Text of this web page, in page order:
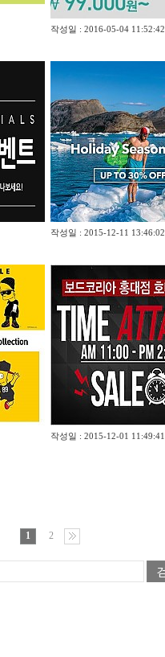
작성일 : 2016-05-04 11:52:42
작성일 : 2015-12-11 13:46:02
작성일 : 2015-12-01 11:49:41
1 2